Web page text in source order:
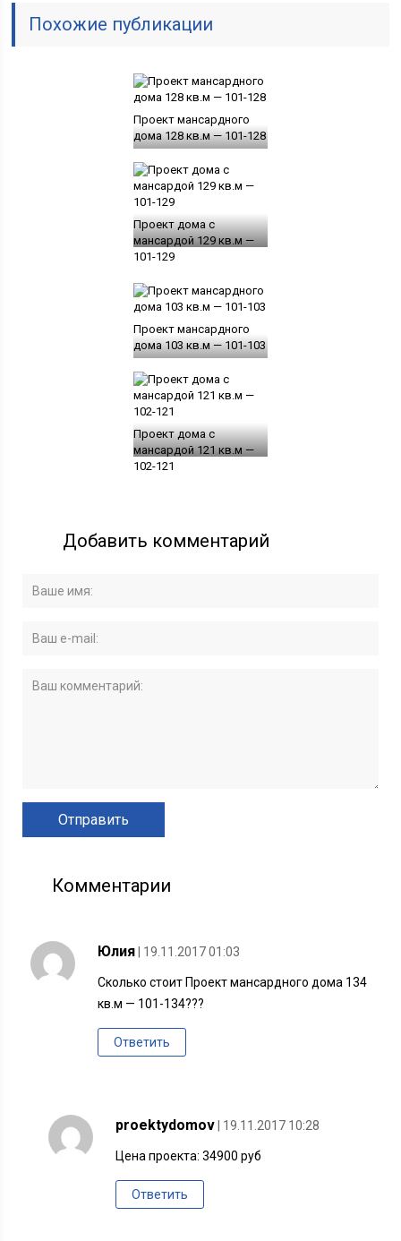
Похожие публикации
Проект мансардного
дома 128 кв.м — 101-128
Проект дома с
мансардой 129 кв.м —
101-129
Проект мансардного
дома 103 кв.м — 101-103
Проект дома с
мансардой 121 кв.м —
102-121
Добавить комментарий
Комментарии
Юлия | 19.11.2017 01:03
Сколько стоит Проект мансардного дома 134
кв.м — 101-134???
Ответить
proektydomov | 19.11.2017 10:28
Цена проекта: 34900 руб
Ответить